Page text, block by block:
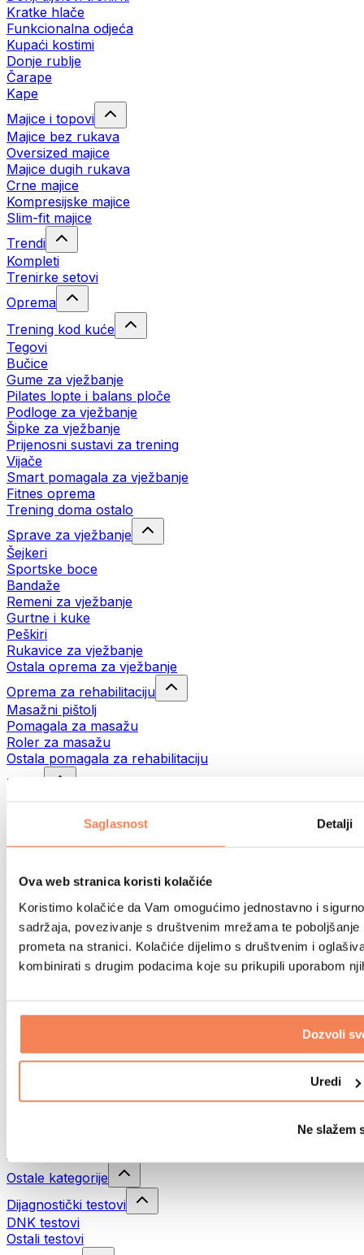
Saglasnost Detalji
Ova web stranica koristi kolačiće
Koristimo kolačiće da Vam omogućimo jednostavno i
sadržaja, povezivanje s društvenim mrežama te
prometa na stranici. Kolačiće dijelimo s društvenim i
kombinirati s drugim podacima koje su prikupili uporabom
Dozvoli
Uredi
Ne slažem
Kratke hlače
Funkcionalna odjeća
Kupaći kostimi
Donje rublje
Čarape
Kape
Majice i topovi
Majice bez rukava
Oversized majice
Majice dugih rukava
Crne majice
Kompresijske majice
Slim-fit majice
Trendi
Kompleti
Trenirke setovi
Oprema
Trening kod kuće
Tegovi
Bučice
Gume za vježbanje
Pilates lopte i balans ploče
Podloge za vježbanje
Šipke za vježbanje
Prijenosni sustavi za trening
Vijače
Smart pomagala za vježbanje
Fitnes oprema
Trening doma ostalo
Sprave za vježbanje
Šejkeri
Sportske boce
Bandaže
Remeni za vježbanje
Gurtne i kuke
Peškiri
Rukavice za vježbanje
Ostala oprema za vježbanje
Oprema za rehabilitaciju
Masažni pištolj
Pomagala za masažu
Roler za masažu
Ostala pomagala za rehabilitaciju
Torbe
Torbe za hranu
Sportske torbe
Trčanje
Biciklizam
Joga i pilates
Kupanje hladnom vodom
Plivanje
Planinarenje
Biohacking
Terapija crvenim svjetlom
Eko kućanstvo
Ostale kategorije
Dijagnostički testovi
DNK testovi
Ostali testovi